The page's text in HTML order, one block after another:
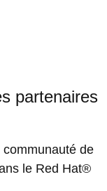
partenaires
de
le Red Hat®